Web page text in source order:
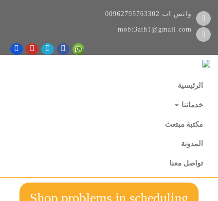
00962795763302 واتس اب
mobt3ath1@gmail.com
الرئيسية
خدماتنا
مكتبة مبتعث
المدونة
تواصل معنا
Shop problems in scheduling